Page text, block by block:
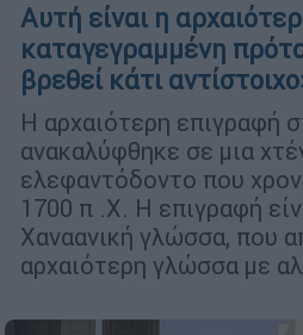
Αυτή είναι η
καταγεγραμμένη
βρεθεί κάτι
Η αρχαιότερη επιγραφή
ανακαλύφθηκε σε μια
ελεφαντόδοντο που
1700 π .Χ. Η επιγραφή
Χαναανική γλώσσα, που
αρχαιότερη γλώσσα με